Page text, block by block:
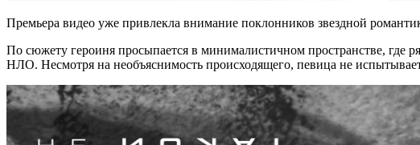
Премьера видео уже привлекла внимание поклонников звездной
По сюжету героиня просыпается в минималистичном пространстве, где
НЛО. Несмотря на необъяснимость происходящего, певица не